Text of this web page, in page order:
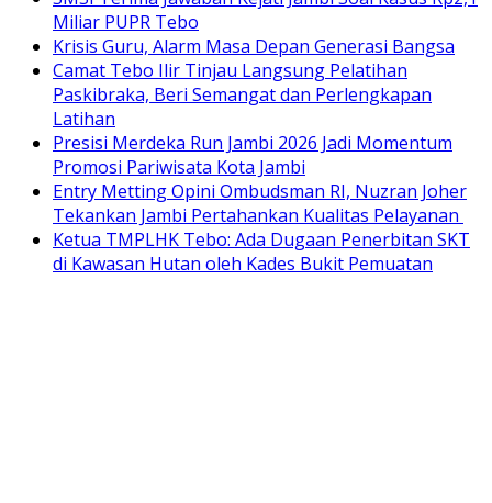
Miliar PUPR Tebo
Krisis Guru, Alarm Masa Depan Generasi Bangsa
Camat Tebo Ilir Tinjau Langsung Pelatihan
Paskibraka, Beri Semangat dan Perlengkapan
Latihan
Presisi Merdeka Run Jambi 2026 Jadi Momentum
Promosi Pariwisata Kota Jambi
Entry Metting Opini Ombudsman RI, Nuzran Joher
Tekankan Jambi Pertahankan Kualitas Pelayanan
Ketua TMPLHK Tebo: Ada Dugaan Penerbitan SKT
di Kawasan Hutan oleh Kades Bukit Pemuatan